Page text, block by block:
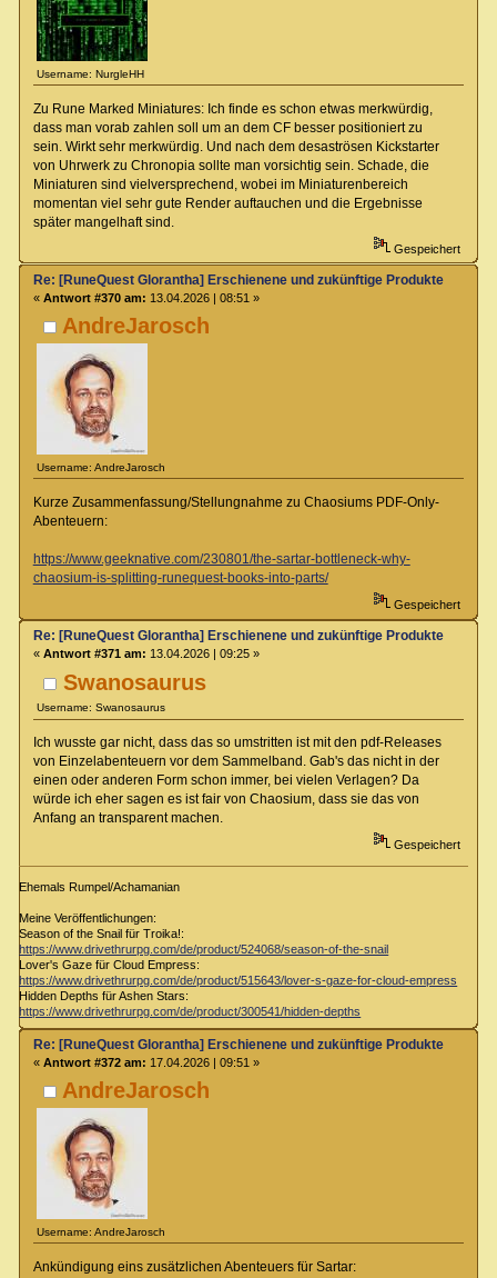
Username: NurgleHH
Zu Rune Marked Miniatures: Ich finde es schon etwas merkwürdig,
dass man vorab zahlen soll um an dem CF besser positioniert zu
sein. Wirkt sehr merkwürdig. Und nach dem desaströsen Kickstarter
von Uhrwerk zu Chronopia sollte man vorsichtig sein. Schade, die
Miniaturen sind vielversprechend, wobei im Miniaturenbereich
momentan viel sehr gute Render auftauchen und die Ergebnisse
später mangelhaft sind.
Gespeichert
AndreJarosch
Username: AndreJarosch
Re: [RuneQuest Glorantha] Erschienene und zukünftige Produkte
« Antwort #370 am: 13.04.2026 | 08:51 »
Kurze Zusammenfassung/Stellungnahme zu Chaosiums PDF-Only-
Abenteuern:
https://www.geeknative.com/230801/the-sartar-bottleneck-why-
chaosium-is-splitting-runequest-books-into-parts/
Gespeichert
Swanosaurus
Username: Swanosaurus
Re: [RuneQuest Glorantha] Erschienene und zukünftige Produkte
« Antwort #371 am: 13.04.2026 | 09:25 »
Ich wusste gar nicht, dass das so umstritten ist mit den pdf-Releases
von Einzelabenteuern vor dem Sammelband. Gab's das nicht in der
einen oder anderen Form schon immer, bei vielen Verlagen? Da
würde ich eher sagen es ist fair von Chaosium, dass sie das von
Anfang an transparent machen.
Gespeichert
Ehemals Rumpel/Achamanian
Meine Veröffentlichungen:
Season of the Snail für Troika!:
https://www.drivethrurpg.com/de/product/524068/season-of-the-snail
Lover's Gaze für Cloud Empress:
https://www.drivethrurpg.com/de/product/515643/lover-s-gaze-for-cloud-empress
Hidden Depths für Ashen Stars:
https://www.drivethrurpg.com/de/product/300541/hidden-depths
AndreJarosch
Username: AndreJarosch
Re: [RuneQuest Glorantha] Erschienene und zukünftige Produkte
« Antwort #372 am: 17.04.2026 | 09:51 »
Ankündigung eins zusätzlichen Abenteuers für Sartar: